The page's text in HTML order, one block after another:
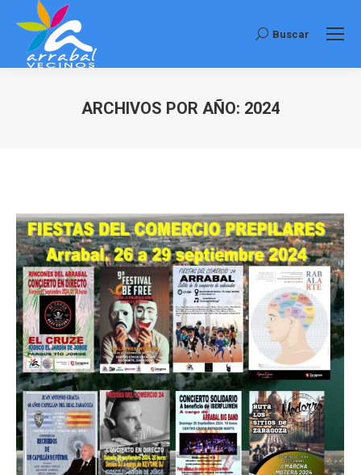
Buscar:
Buscar
ARCHIVOS POR AÑO: 2024